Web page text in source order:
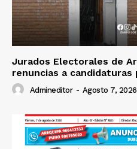
Jurados Electorales de
renuncias a candidaturas
Admineditor - Agosto 7, 2026